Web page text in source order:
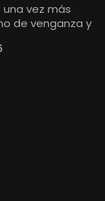
vez más
de venganza y